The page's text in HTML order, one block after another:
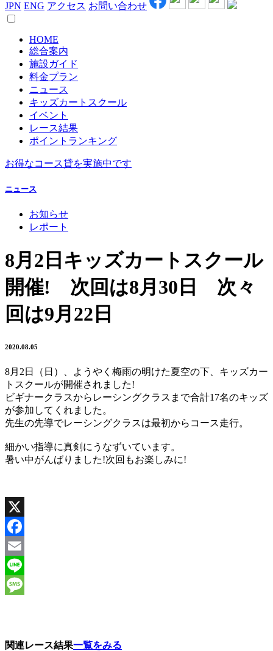
JPN ENG アクセス お問い合わせ
HOME
総合案内
施設ガイド
料金プラン
ニュース
キッズカートスクール
イベント
レース結果
ポイントランキング
お得なコース貸を実施中です
ニュース
お知らせ
レポート
8月2日キッズカートスクール
開催! 次回は8月30日 次々
回は9月22日
2020.08.05
8月2日（日）、ようやく梅雨の明けた夏空の下、キッズカー
トスクールが開催されました!
ビギナークラスからレーシングクラスまで合計17名のキッズ
が参加してくれました。
先生の先導でレーシングクラスは最初からコース走行。
細かい指導に真剣にうなずいています。
暑い中がんばりました!次回もお楽しみに!
X
Facebook
Email
Line
関連レース結果一覧をみる